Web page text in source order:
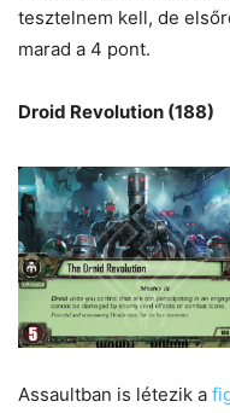
tesztelnem kell, de
marad a 4 pont.
Droid Revolution (188)
Assaultban is létezik a